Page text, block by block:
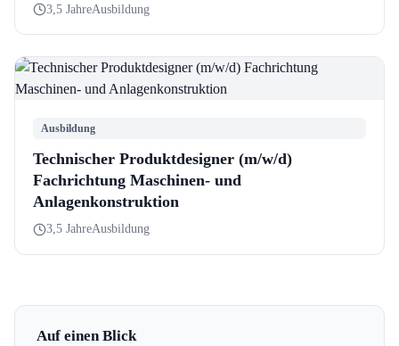
3,5 JahreAusbildung
Ausbildung
Technischer Produktdesigner (m/w/d)
Fachrichtung Maschinen- und
Anlagenkonstruktion
3,5 JahreAusbildung
Auf einen Blick